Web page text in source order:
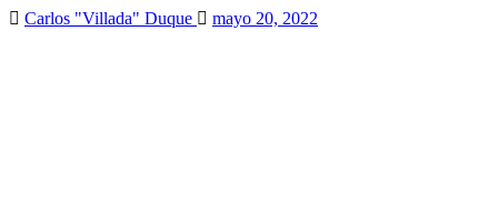
Carlos "Villada" Duque mayo 20, 2022